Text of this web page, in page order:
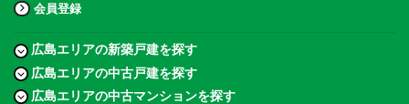
会員登録
広島エリアの新築戸建を探す
広島エリアの中古戸建を探す
広島エリアの中古マンションを探す